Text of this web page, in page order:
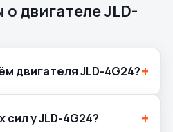
двигателе JLD-
двигателя JLD-4G24?
у JLD-4G24?